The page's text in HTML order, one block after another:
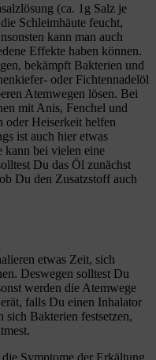
(ca. 1g Salz je
Schleimhäute feucht,
kann man auch
Effekte haben können.
bekämpft Bakterien und
oder Fichtennadelöl
Atemwegen lösen. Bei
mit Anis, Fenchel und
oder Heiserkeit helfen
ist auch hier etwas
kann bei vielen eine
Du das Öl zunächst
Du den Zusatzstoff auch
etwas Zeit, sich
Deswegen solltest Du
werden die Atemwege
falls Du einen Inhalator
sich Bakterien festsetzen,